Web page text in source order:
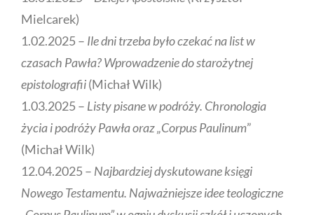
Mielcarek)
1.02.2025 – Ile dni trzeba było czekać na list w
czasach Pawła? Wprowadzenie do starożytnej
epistolografii(Michał Wilk)
1.03.2025 – Listy pisane w podróży. Chronologia
życia i podróży Pawła oraz „Corpus Paulinum”
(Michał Wilk)
12.04.2025 – Najbardziej dyskutowane księgi
Nowego Testamentu. Najważniejsze idee teologiczne